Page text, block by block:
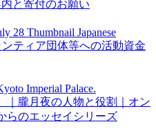
と寄付のお願い
ティア団体等への活動資金
｜朧月夜の人物と役割｜オン
らのエッセイシリーズ